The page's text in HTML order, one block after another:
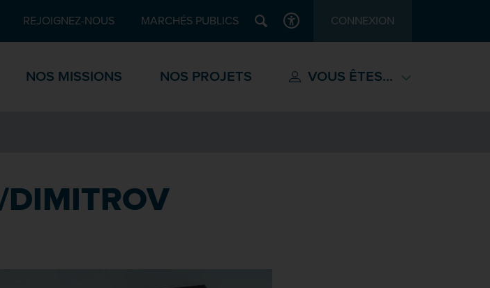
REJOIGNEZ-NOUS MARCHÉS PUBLICS Recherche
ACCESSIBILITÉCONNEXION
NOS MISSIONS NOS PROJETS VOUS ÊTES...